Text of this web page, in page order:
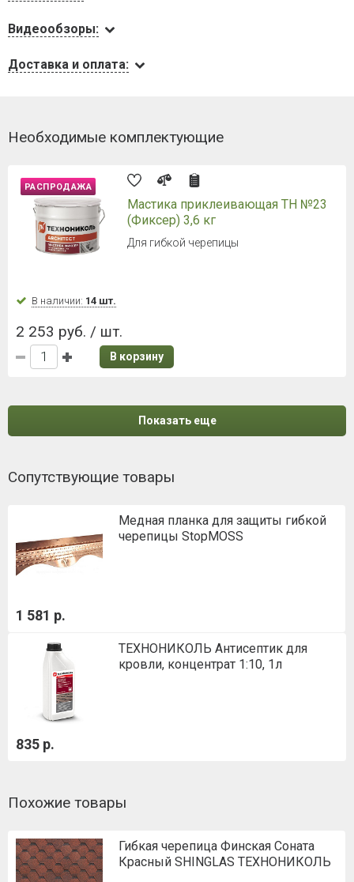
Видеообзоры:
Доставка и оплата:
Необходимые комплектующие
РАСПРОДАЖА
Мастика приклеивающая ТН №23
(Фиксер) 3,6 кг
Для гибкой черепицы
В наличии: 14 шт.
2 253 руб. / шт.
В корзину
Показать еще
Сопутствующие товары
Медная планка для защиты гибкой
черепицы StopMOSS
1 581 р.
ТЕХНОНИКОЛЬ Антисептик для
кровли, концентрат 1:10, 1л
835 р.
Похожие товары
Гибкая черепица Финская Соната
Красный SHINGLAS ТЕХНОНИКОЛЬ